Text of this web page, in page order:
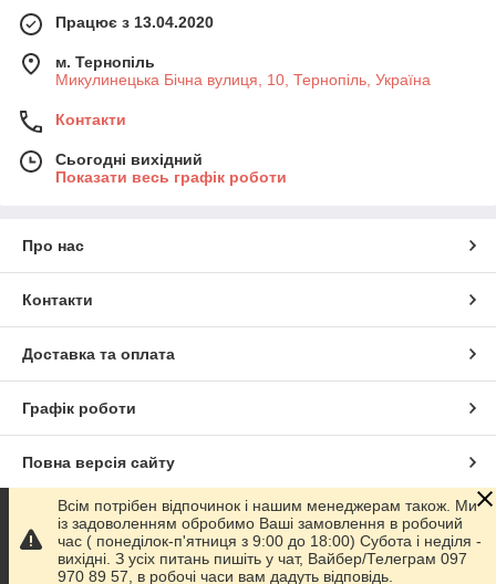
Працює з 13.04.2020
м. Тернопіль
Микулинецька Бічна вулиця, 10, Тернопіль, Україна
Контакти
Сьогодні вихідний
Показати весь графік роботи
Про нас
Контакти
Доставка та оплата
Графік роботи
Повна версія сайту
Сайт створено на маркетплейсіProm.ua
Політика конфіденційності
Всім потрібен відпочинок і нашим менеджерам також. Ми
із задоволенням обробимо Ваші замовлення в робочий
час ( понеділок-п'ятниця з 9:00 до 18:00) Субота і неділя -
вихідні. З усіх питань пишіть у чат, Вайбер/Телеграм 097
970 89 57, в робочі часи вам дадуть відповідь.